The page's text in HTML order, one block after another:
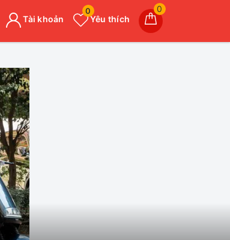
0
Yêu thích
0
Tài khoản